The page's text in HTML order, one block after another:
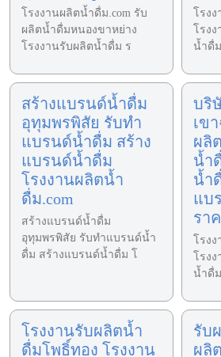
โรงงานผลิตน้ำดื่ม.com รับ
ผลิตน้ำดื่มหนองขาหย่าง
โรงงานรับผลิตน้ำดื่ม ร
โรง
โรง
น้ำดื่
สร้างแบรนด์น้ำดื่ม
อุทุมพรพิสัย รับทำ
แบรนด์น้ำดื่ม สร้าง
แบรนด์น้ำดื่ม
โรงงานผลิตน้ำ
ดื่ม.com
สร้างแบรนด์น้ำดื่ม
อุทุมพรพิสัย รับทำแบรนด์น้ำ
ดื่ม สร้างแบรนด์น้ำดื่ม โ
บริ
เข
ผลิ
น้ำ
น้ำ
แบ
รา
โรง
โรง
น้ำดื่
โรงงานรับผลิตน้ำ
ดื่มโพธิ์ทอง โรงงาน
รับ
ผลิ